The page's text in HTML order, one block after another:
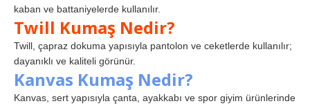
kaban ve battaniyelerde kullanılır.
Twill Kumaş Nedir?
Twill, çapraz dokuma yapısıyla pantolon ve ceketlerde kullanılır;
dayanıklı ve kaliteli görünür.
Kanvas Kumaş Nedir?
Kanvas, sert yapısıyla çanta, ayakkabı ve spor giyim ürünlerinde